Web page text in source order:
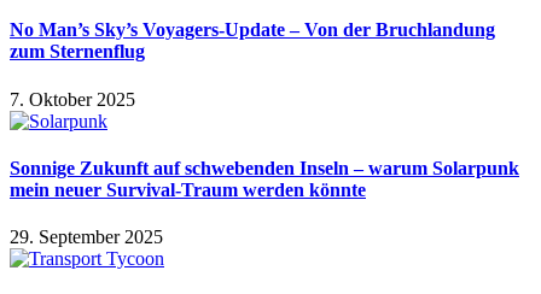
No Man’s Sky’s Voyagers-Update – Von der Bruchlandung
zum Sternenflug
7. Oktober 2025
Sonnige Zukunft auf schwebenden Inseln – warum Solarpunk
mein neuer Survival-Traum werden könnte
29. September 2025